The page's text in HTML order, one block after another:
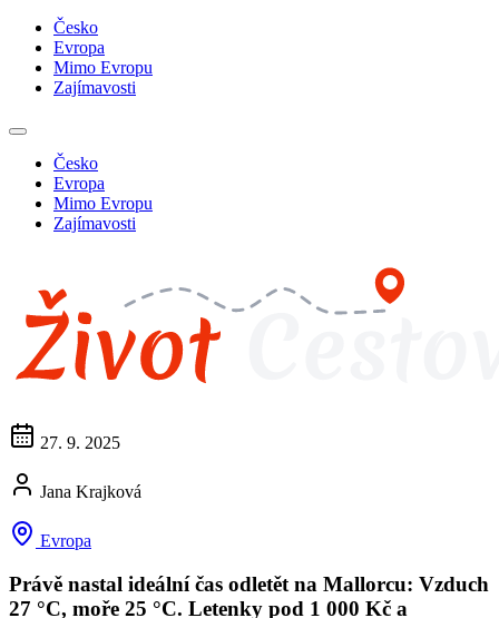
Česko
Evropa
Mimo Evropu
Zajímavosti
Česko
Evropa
Mimo Evropu
Zajímavosti
27. 9. 2025
Jana Krajková
Evropa
Právě nastal ideální čas odletět na Mallorcu: Vzduch
27 °C, moře 25 °C. Letenky pod 1 000 Kč a